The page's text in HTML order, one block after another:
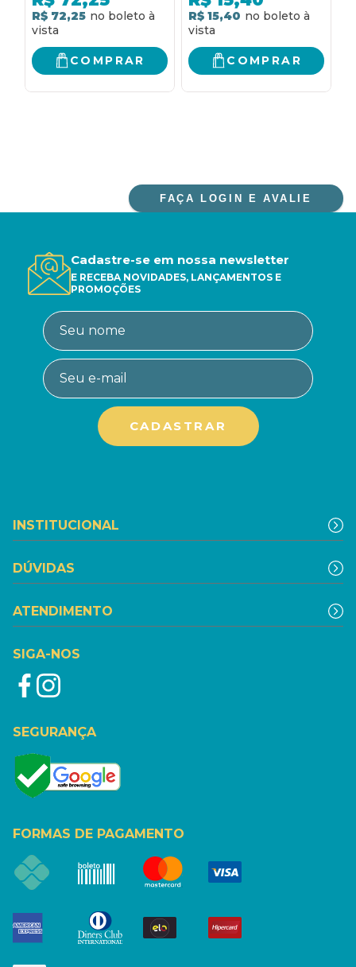
CONTRIBUIÇÕES DO
1º. CONGRESSO
TEOLOGIA PASTORAL
R$ 72,25
COMPRAR
R$ 15,40
COMPRAR
FAÇA LOGIN E AVALIE
Cadastre-se em nossa newsletter
E RECEBA NOVIDADES, LANÇAMENTOS E
PROMOÇÕES
INSTITUCIONAL
DÚVIDAS
ATENDIMENTO
SIGA-NOS
SEGURANÇA
FORMAS DE PAGAMENTO